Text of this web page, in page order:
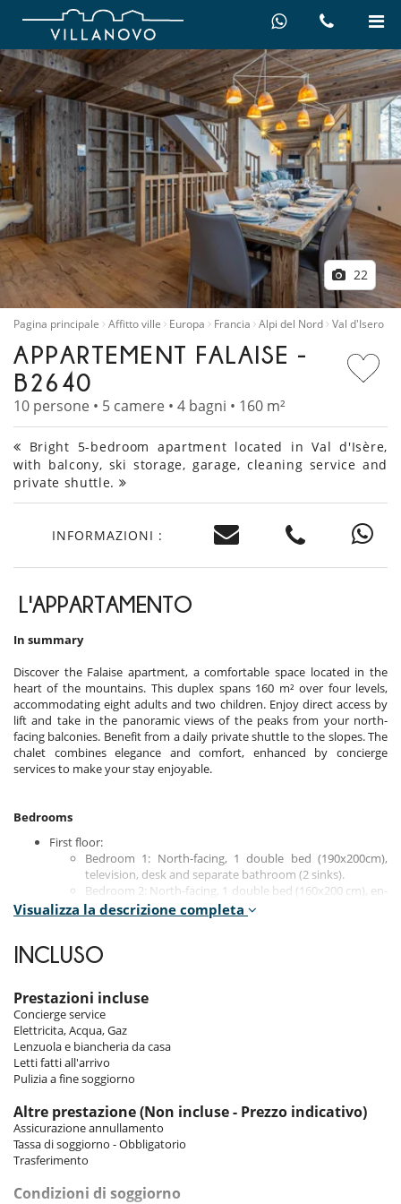
22
Pagina principale Affitto ville Europa Francia Alpi del Nord Val d'Isero
APPARTEMENT FALAISE -
B2640
10 persone • 5 camere • 4 bagni • 160 m²
Bright 5-bedroom apartment located in Val d'Isère,
with balcony, ski storage, garage, cleaning service and
private shuttle.
INFORMAZIONI :
L'APPARTAMENTO
In summary
Discover the Falaise apartment, a comfortable space located in the
heart of the mountains. This duplex spans 160 m² over four levels,
accommodating eight adults and two children. Enjoy direct access by
lift and take in the panoramic views of the peaks from your north-
facing balconies. Benefit from a daily private shuttle to the slopes. The
chalet combines elegance and comfort, enhanced by concierge
services to make your stay enjoyable.
Bedrooms
First floor:
Bedroom 1: North-facing, 1 double bed (190x200cm),
television, desk and separate bathroom (2 sinks).
Bedroom 2: North-facing, 1 double bed (160x200 cm), en-
suite shower room/WC.
Bedroom 3: north-facing balcony, 1 double bed (190x200
Bedroom 4: windowless, 2 bunk beds for children
(90x190 cm).
Fourth floor:
Bedroom 5: north-facing, double bed (160x200 cm),
shower room, bathtub, 2 sinks and separate toilet with
Indoors
The apartment features bright interiors, enhanced by large bay
Visualizza la descrizione completa
INCLUSO
Prestazioni incluse
Concierge service
Elettricita, Acqua, Gaz
Lenzuola e biancheria da casa
Letti fatti all'arrivo
Pulizia a fine soggiorno
Altre prestazione (Non incluse - Prezzo indicativo)
Assicurazione annullamento
Tassa di soggiorno - Obbligatorio
Trasferimento
Condizioni di soggiorno